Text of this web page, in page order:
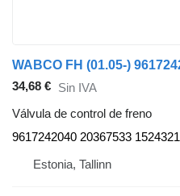
34,68 € Sin IVA
Válvula de control de freno
9617242040 20367533 1524321
Estonia, Tallinn